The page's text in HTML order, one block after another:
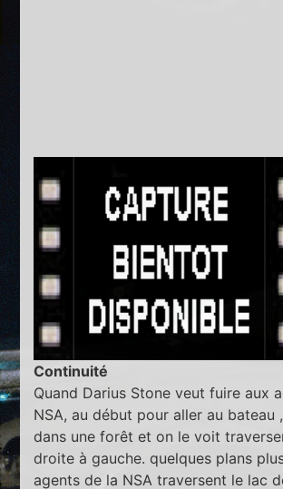
Continuité
Quand Darius Stone veut fuire aux
NSA, au début pour aller au bateau
dans une forêt et on le voit
droite à gauche. quelques plans
agents de la NSA traversent le lac